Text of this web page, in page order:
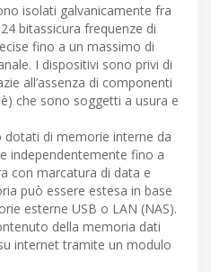
isolati galvanicamente fra
bitassicura frequenze di
fino a un massimo di
I dispositivi sono privi di
all’assenza di componenti
che sono soggetti a usura e
di memorie interne da
independentemente fino a
con marcatura di data e
può essere estesa in base
esterne USB o LAN (NAS).
della memoria dati
internet tramite un modulo